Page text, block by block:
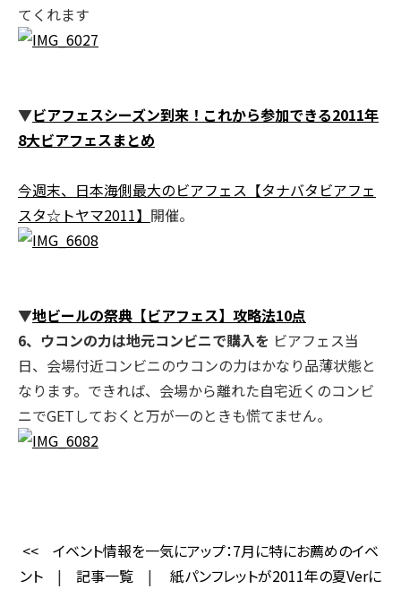
てくれます
▼ビアフェスシーズン到来！これから参加できる2011年
8大ビアフェスまとめ
今週末、日本海側最大のビアフェス【タナバタビアフェ
スタ☆トヤマ2011】 開催。
▼地ビールの祭典【ビアフェス】攻略法10点
6、ウコンの力は地元コンビニで購入を ビアフェス当
日、会場付近コンビニのウコンの力はかなり品薄状態と
なります。できれば、会場から離れた自宅近くのコンビ
ニでGETしておくと万が一のときも慌てません。
<<
イベント情報を一気にアップ：7月に特にお薦めのイベ
ント | 記事一覧 |
紙パンフレットが2011年の夏Verに